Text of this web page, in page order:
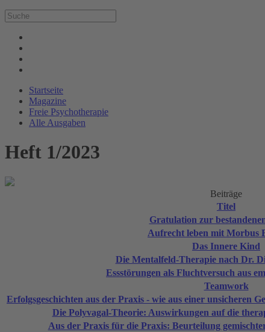
Startseite
Magazine
Freie Psychotherapie
Alle Ausgaben
Heft 1/2023
Beiträge
Titel
Gratulation zur
Aufrecht leben mit Morbus
Das Innere Kind
Die Mentalfeld-Therapie nach Dr.
Essstörungen als Fluchtversuch aus
Teamwork
Erfolgsgeschichten aus der Praxis - wie aus einer unsicheren
Die Polyvagal-Theorie: Auswirkungen auf die
Aus der Praxis für die Praxis: Beurteilung